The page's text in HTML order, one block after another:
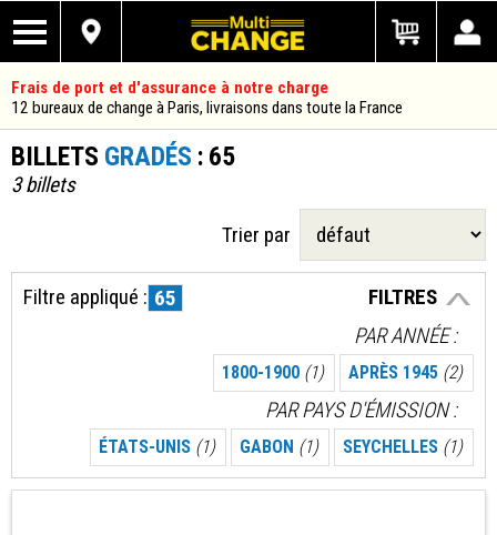
Frais de port et d'assurance à notre charge
12 bureaux de change à Paris, livraisons dans toute la France
BILLETS GRADÉS : 65
3 billets
Trier par
FILTRES
Filtre appliqué : 65
PAR ANNÉE
1800-1900 (1) APRÈS 1945 (2)
PAR PAYS D'ÉMISSION
ÉTATS-UNIS (1) GABON (1) SEYCHELLES (1)